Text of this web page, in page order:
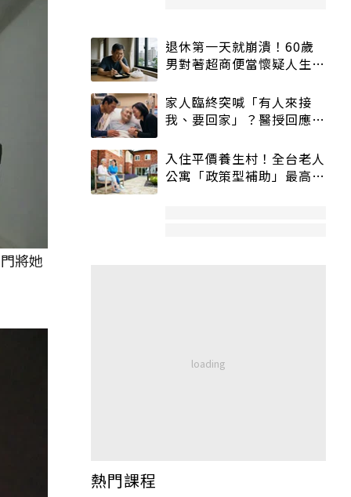
將她
退休第一天就崩潰！60歲
男對著超商便當懷疑人生
家人臨終突喊「有人來接
我、要回家」？醫授回應方
入住平價養生村！全台老人
公寓「政策型補助」最高打
熱門課程